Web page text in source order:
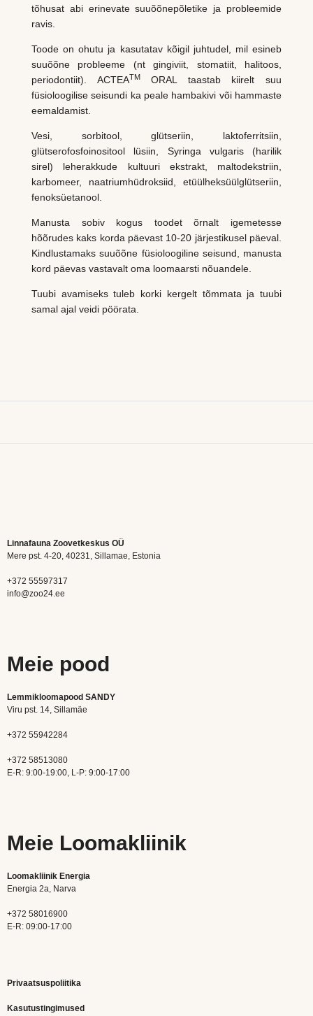
tõhusat abi erinevate suuõõnepõletike ja probleemide
ravis.
Toode on ohutu ja kasutatav kõigil juhtudel, mil esineb
suuõõne probleeme (nt gingiviit, stomatiit, halitoos,
periodontiit). ACTEATMORAL taastab kiirelt suu
füsioloogilise seisundi ka peale hambakivi või hammaste
eemaldamist.
Vesi, sorbitool, glütseriin, laktoferritsiin,
glütserofosfoinositool lüsiin, Syringa vulgaris (harilik
sirel) leherakkude kultuuri ekstrakt, maltodekstriin,
karbomeer, naatriumhüdroksiid, etüülheksüülglütseriin,
fenoksüetanool.
Manusta sobiv kogus toodet õrnalt igemetesse
hõõrudes kaks korda päevast 10-20 järjestikusel päeval.
Kindlustamaks suuõõne füsioloogiline seisund, manusta
kord päevas vastavalt oma loomaarsti nõuandele.
Tuubi avamiseks tuleb korki kergelt tõmmata ja tuubi
samal ajal veidi pöörata.
Linnafauna Zoovetkeskus OÜ
Mere pst. 4-20, 40231, Sillamae, Estonia
+372 55597317
info@zoo24.ee
Meie pood
Lemmikloomapood SANDY
Viru pst. 14, Sillamäe
+372 55942284
+372 58513080
E-R: 9:00-19:00, L-P: 9:00-17:00
Meie Loomakliinik
Loomakliinik Energia
Energia 2a, Narva
+372 58016900
E-R: 09:00-17:00
Privaatsuspoliitika
Kasutustingimused